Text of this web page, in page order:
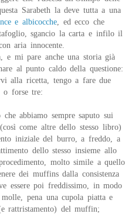
Sarabeth la deve tutta a una
e albicocche , ed ecco che
sgancio la carta e infilo il
aria innocente.
e mi pare anche una storia già
al punto caldo della questione:
alla ricetta, tengo a fare due
o forse tre:
abbiamo sempre saputo sui
come altre dello stesso libro)
iniziale del burro, a freddo, a
dello stesso insieme allo
molto simile a quello
dei muffins dalla consistenza
essere poi freddissimo, in modo
pena una cupola piatta e
rattristamento) del muffin;